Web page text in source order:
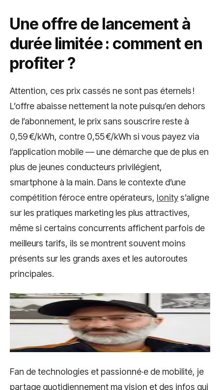
Une offre de lancement à
durée limitée : comment en
profiter ?
Attention, ces prix cassés ne sont pas éternels !
L’offre abaisse nettement la note puisqu’en dehors
de l’abonnement, le prix sans souscrire reste à
0,59 €/kWh, contre 0,55 €/kWh si vous payez via
l’application mobile — une démarche que de plus en
plus de jeunes conducteurs privilégient,
smartphone à la main. Dans le contexte d’une
compétition féroce entre opérateurs, Ionitys’aligne
sur les pratiques marketing les plus attractives,
même si certains concurrents affichent parfois de
meilleurs tarifs, ils se montrent souvent moins
présents sur les grands axes et les autoroutes
principales.
Fan de technologies et passionné·e de mobilité, je
partage quotidiennement ma vision et des infos qui